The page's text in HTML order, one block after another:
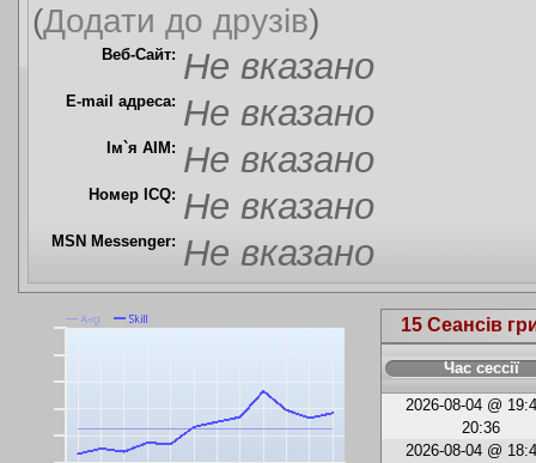
(Додати до друзів)
Веб-Сайт: Не вказано
E-mail адреса: Не вказано
Ім`я AIM: Не вказано
Номер ICQ: Не вказано
MSN Messenger: Не вказано
15 Сеансів
Час сессії
2026-08-04 @
20:36
2026-08-04 @